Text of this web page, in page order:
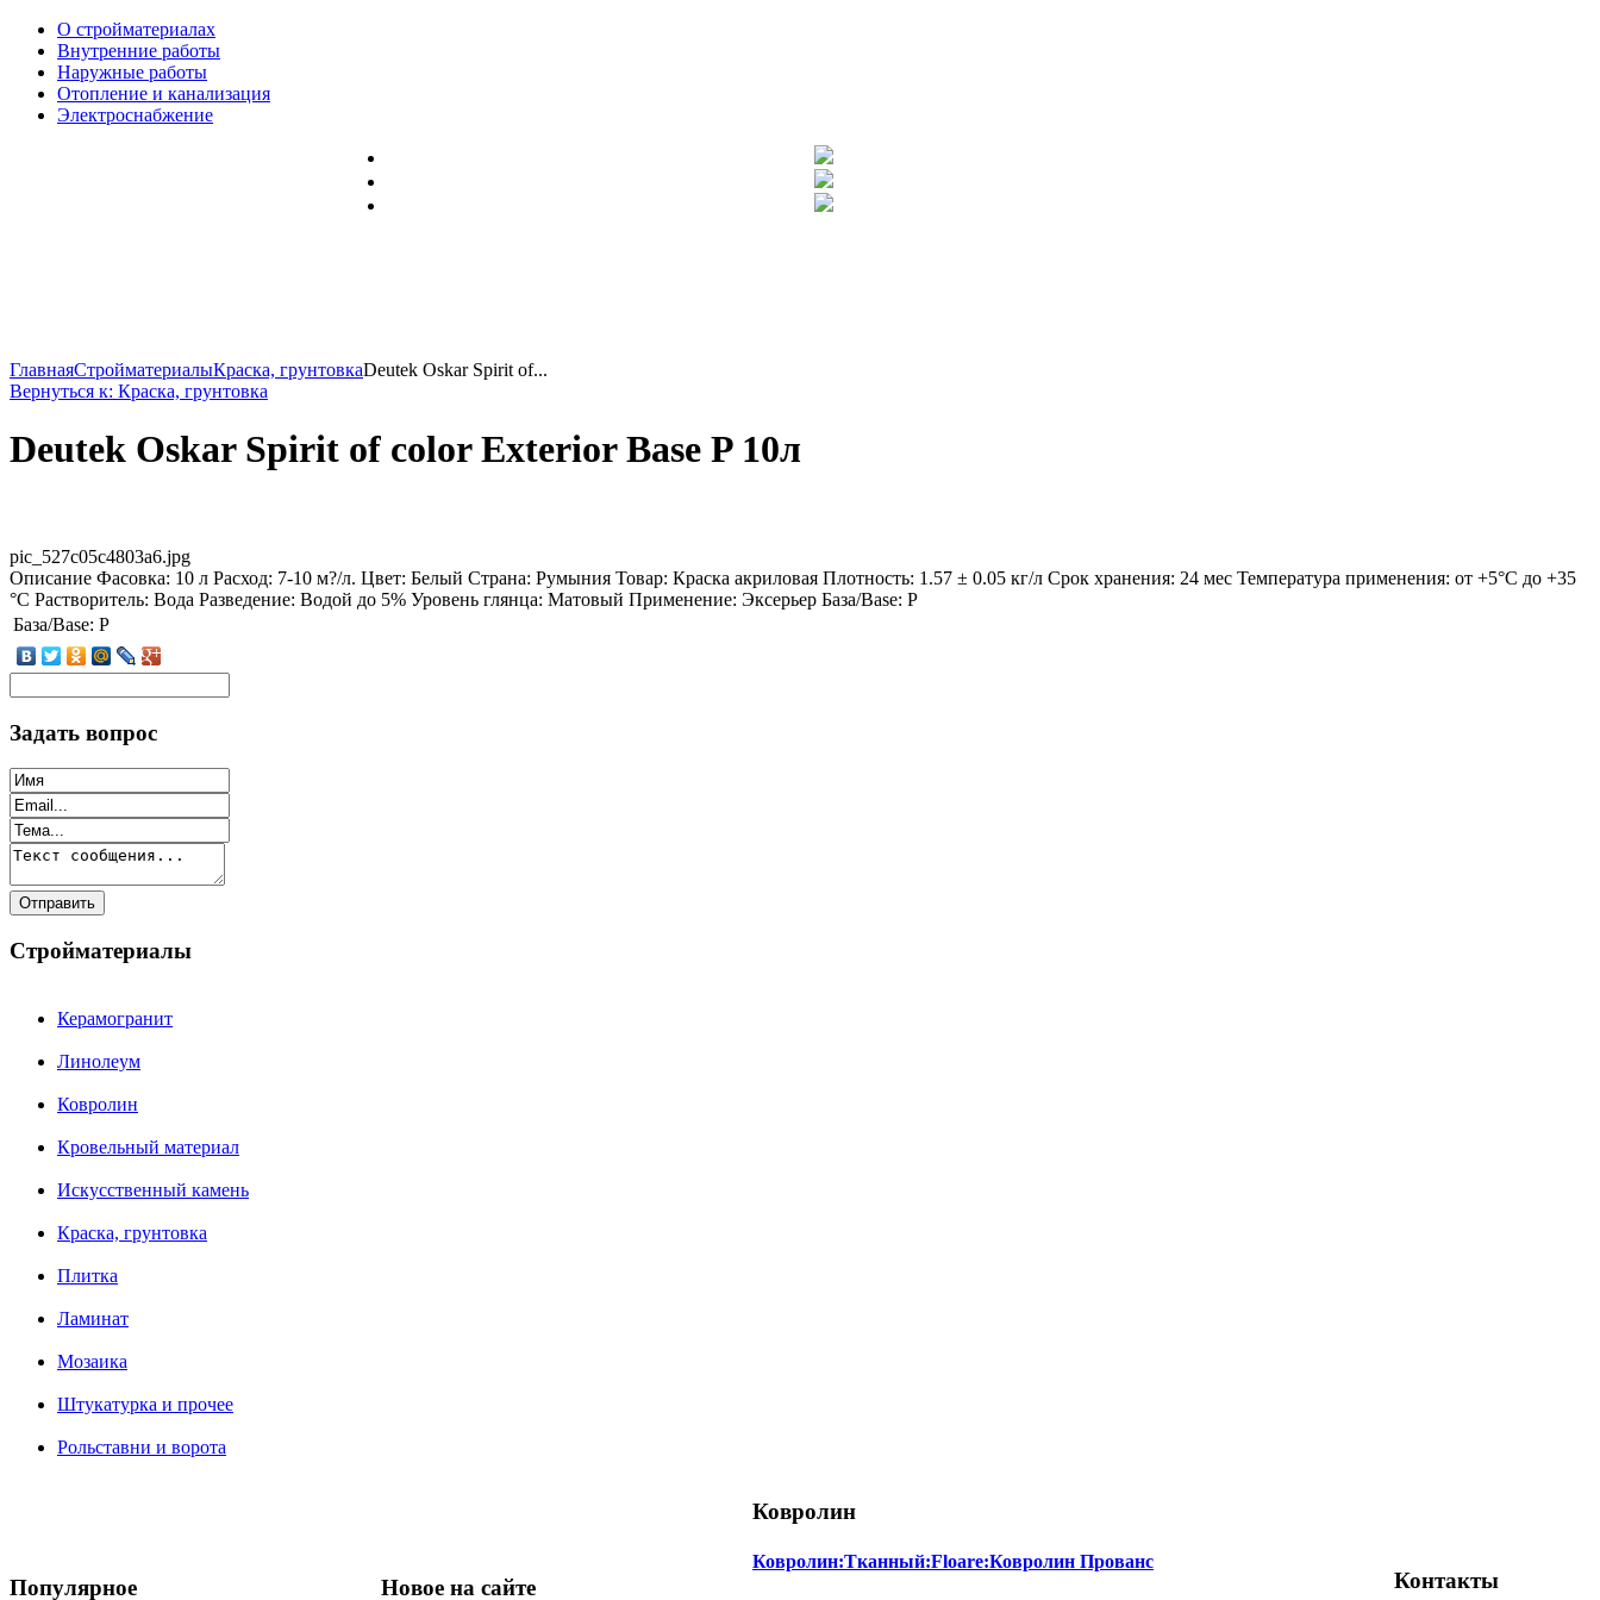
О стройматериалах
Внутренние работы
Наружные работы
Отопление и канализация
Электроснабжение
ГлавнаяСтройматериалыКраска, грунтовкаDeutek Oskar Spirit of...
Вернуться к: Краска, грунтовка
Deutek Oskar Spirit of color Exterior Base P 10л
pic_527c05c4803a6.jpg
Описание Фасовка: 10 л Расход: 7-10 м?/л. Цвет: Белый Страна: Румыния Товар: Краска акриловая Плотность: 1.57 ± 0.05 кг/л Срок хранения: 24 мес Температура применения: от +5°С до +35
°С Растворитель: Вода Разведение: Водой до 5% Уровень глянца: Матовый Применение: Эксерьер База/Base: P
База/Base: P
Задать вопрос
Стройматериалы
Керамогранит
Линолеум
Ковролин
Кровельный материал
Искусственный камень
Краска, грунтовка
Плитка
Ламинат
Мозаика
Штукатурка и прочее
Рольставни и ворота
Популярное Новое на сайте
Ковролин
Ковролин:Тканный:Floare:Ковролин Прованс
Контакты